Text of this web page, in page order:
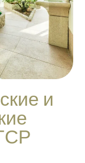
и